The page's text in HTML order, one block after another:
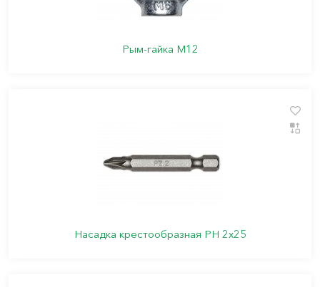
Рым-гайка М12
Насадка крестообразная PН 2х25